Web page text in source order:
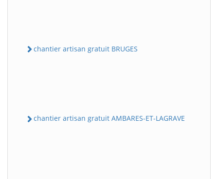
chantier artisan gratuit BRUGES
chantier artisan gratuit AMBARES-ET-LAGRAVE